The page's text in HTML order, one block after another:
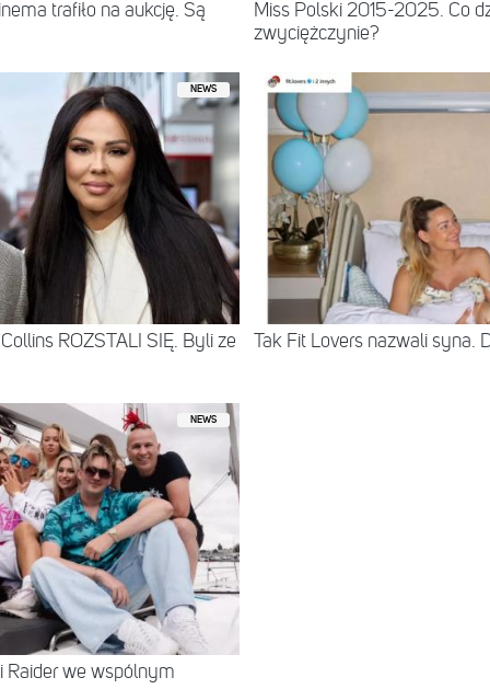
trafiło na aukcję. Są
Miss Polski 2015-2025. Co
zwyciężczynie?
NEWS
ROZSTALI SIĘ. Byli ze Tak Fit Lovers nazwali syna.
NEWS
Raider we wspólnym